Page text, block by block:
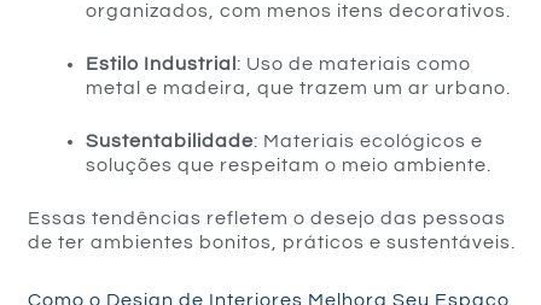
organizados, com menos itens decorativos.
Estilo Industrial: Uso de materiais como
metal e madeira, que trazem um ar urbano.
Sustentabilidade: Materiais ecológicos e
soluções que respeitam o meio ambiente.
Essas tendências refletem o desejo das pessoas
de ter ambientes bonitos, práticos e sustentáveis.
Como o Design de Interiores Melhora Seu Espaço